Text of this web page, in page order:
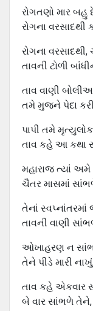
રોગતણો માર બહુ
રોગના
રોગના વરસાદથી,
તાવની ટોળી
તાવ વાણી
તમે મુજને પેદા
પાપી તમે
તાવ કહે આ કથા
મહારાજ ત્યાં
ચૈતર માસમાં
તેનાં સ્વપ્નાંતરમાં
તાવની વાણી
ઓખાહરણ ન
તેને પીડે મારી
તાવ કહે એકવાર
બે વાર સાંભળે તેને,